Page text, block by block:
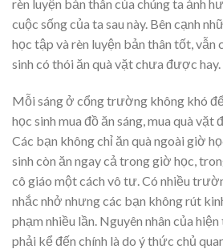
rèn luyện bản thân của chúng ta ảnh
cuộc sống của ta sau này. Bên cạnh
học tập và rèn luyện bản thân tốt, vẫn
sinh có thói ăn quà vặt chưa được hay.
Mỗi sáng ở cổng trường không khó
học sinh mua đồ ăn sáng, mua quà
Các bạn không chỉ ăn quà ngoài giờ
sinh còn ăn ngay cả trong giờ học,
cô giáo một cách vô tư. Có nhiều
nhắc nhở nhưng các bạn không rút
phạm nhiều lần. Nguyên nhân của
phải kể đến chính là do ý thức chủ